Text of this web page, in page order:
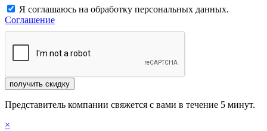
Я соглашаюсь на обработку персональных данных.
Соглашение
получить скидку
Представитель компании свяжется с вами в течение 5 минут.
×